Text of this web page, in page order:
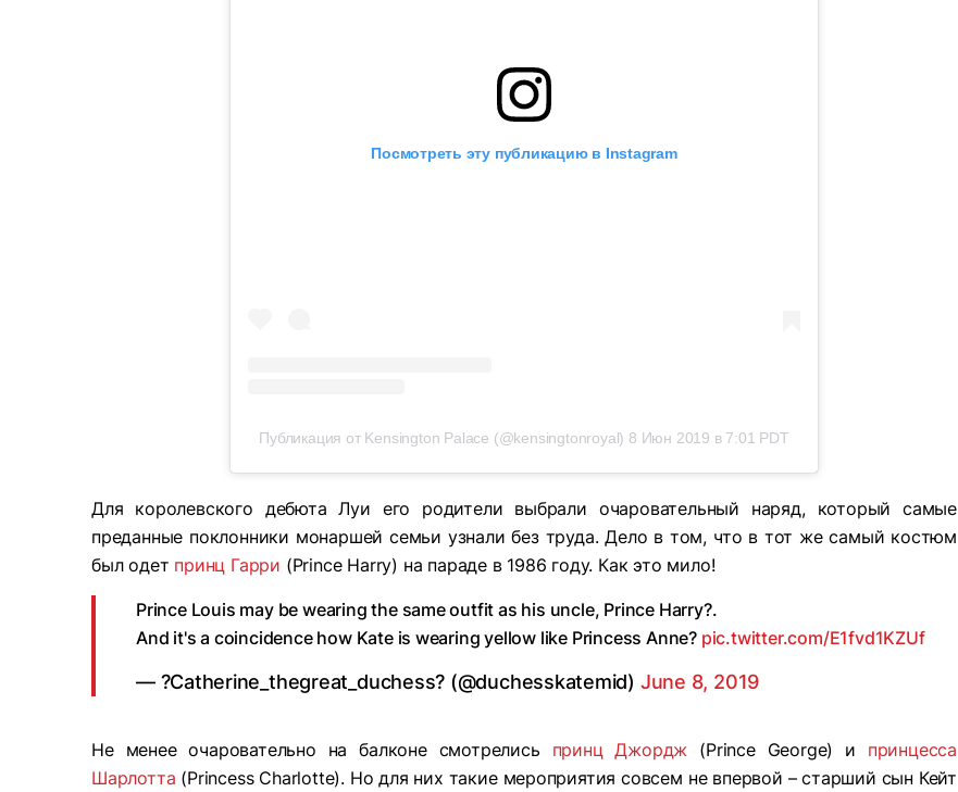
Посмотреть эту публикацию в Instagram
Публикация от Kensington Palace (@kensingtonroyal) 8 Июн 2019 в 7:01 PDT
Для королевского дебюта Луи его родители выбрали очаровательный наряд, который самые
преданные поклонники монаршей семьи узнали без труда. Дело в том, что в тот же самый костюм
был одет принц Гарри (Prince Harry) на параде в 1986 году. Как это мило!
Prince Louis may be wearing the same outfit as his uncle, Prince Harry?.
And it's a coincidence how Kate is wearing yellow like Princess Anne? pic.twitter.com/E1fvd1KZUf
— ?Catherine_thegreat_duchess? (@duchesskatemid) June 8, 2019
Не менее очаровательно на балконе смотрелись принц Джордж (Prince George) и принцесса
Шарлотта (Princess Charlotte). Но для них такие мероприятия совсем не впервой – старший сын Кейт